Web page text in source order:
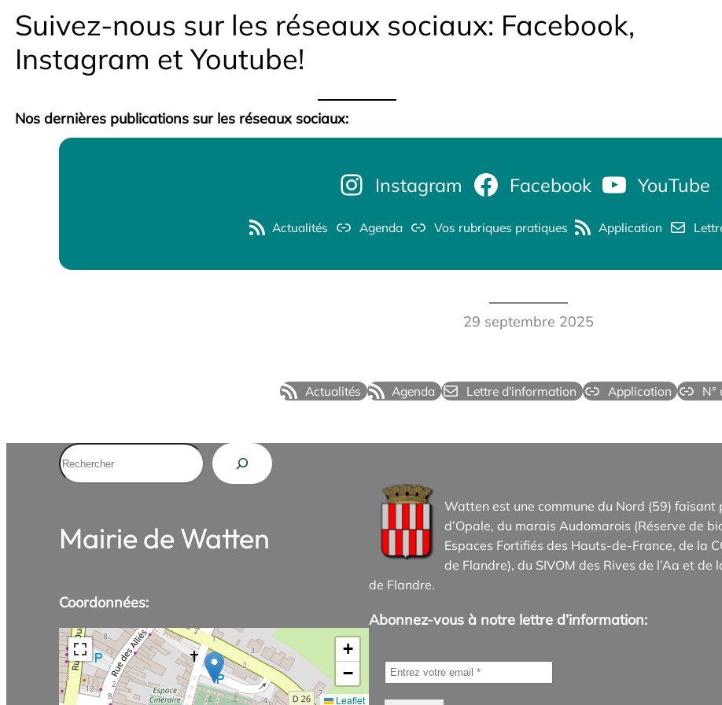
Suivez-nous sur les réseaux sociaux: Facebook,
Instagram et Youtube!
Nos dernières publications sur les réseaux sociaux:
Instagram Facebook YouTube
Actualités Agenda Vos rubriques pratiques Application
29 septembre 2025
Actualités Agenda Lettre d'information Application N°
Rechercher
Mairie de Watten
Coordonnées:
+
−
Leaflet
Watten est une commune du Nord (59)
d’Opale, du marais Audomarois (Réserve de
Espaces Fortifiés des Hauts-de-France, de la
de Flandre), du SIVOM des Rives de l’Aa et de
de Flandre.
Abonnez-vous à notre lettre d’information: